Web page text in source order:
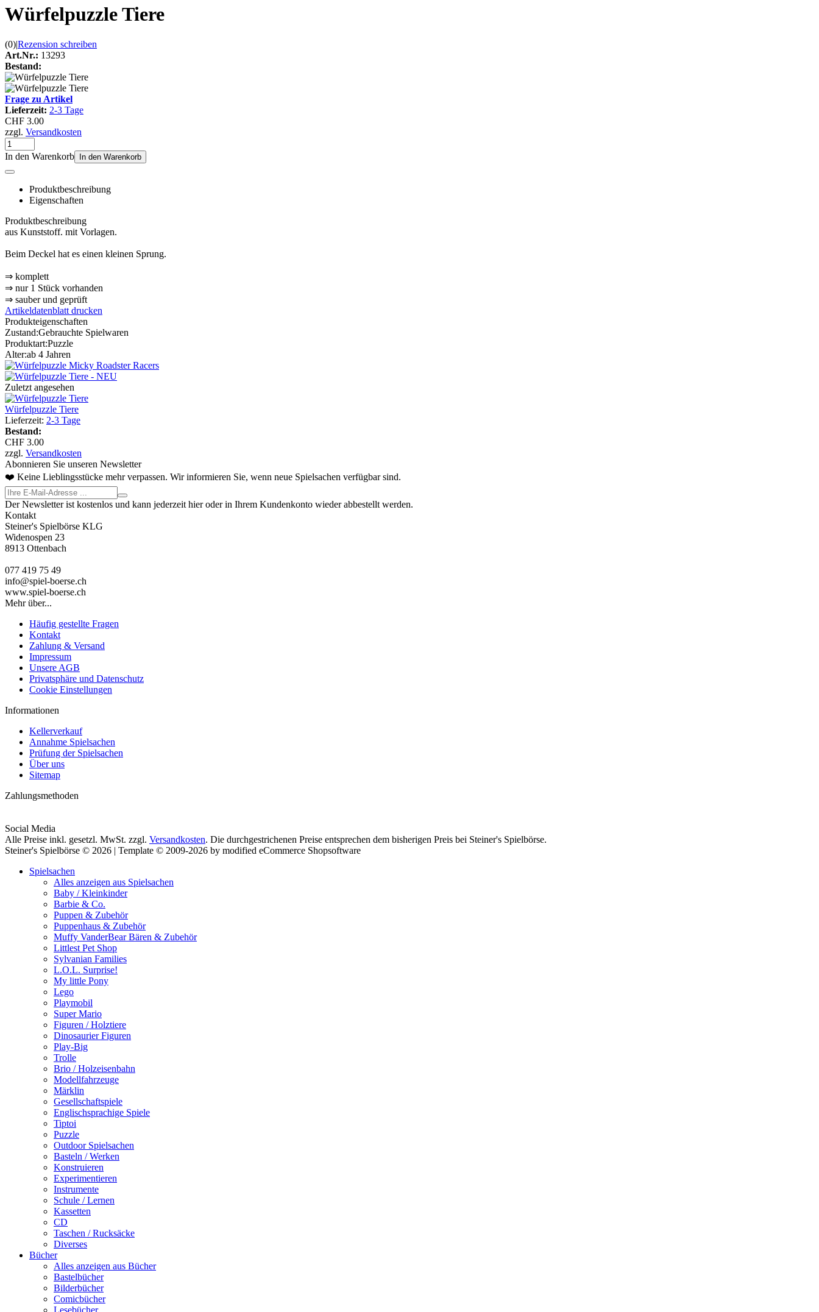
Würfelpuzzle Tiere
(0)|Rezension schreiben
Art.Nr.: 13293
Bestand:
Frage zu Artikel
Lieferzeit: 2-3 Tage
CHF 3.00
zzgl. Versandkosten
In den Warenkorb In den Warenkorb
Produktbeschreibung
Eigenschaften
Produktbeschreibung
aus Kunststoff. mit Vorlagen.
Beim Deckel hat es einen kleinen Sprung.
⇒ komplett
⇒ nur 1 Stück vorhanden
⇒ sauber und geprüft
Artikeldatenblatt drucken
Produkteigenschaften
Zustand:Gebrauchte Spielwaren
Produktart:Puzzle
Alter:ab 4 Jahren
Zuletzt angesehen
Würfelpuzzle Tiere
Lieferzeit: 2-3 Tage
Bestand:
CHF 3.00
zzgl. Versandkosten
Abonnieren Sie unseren Newsletter
❤️ Keine Lieblingsstücke mehr verpassen. Wir informieren Sie, wenn neue Spielsachen verfügbar sind.
Der Newsletter ist kostenlos und kann jederzeit hier oder in Ihrem Kundenkonto wieder abbestellt werden.
Kontakt
Steiner's Spielbörse KLG
Widenospen 23
8913 Ottenbach
077 419 75 49
info@spiel-boerse.ch
www.spiel-boerse.ch
Mehr über...
Häufig gestellte Fragen
Kontakt
Zahlung & Versand
Impressum
Unsere AGB
Privatsphäre und Datenschutz
Cookie Einstellungen
Informationen
Kellerverkauf
Annahme Spielsachen
Prüfung der Spielsachen
Über uns
Sitemap
Zahlungsmethoden
Social Media
Alle Preise inkl. gesetzl. MwSt. zzgl. Versandkosten. Die durchgestrichenen Preise entsprechen dem bisherigen Preis bei Steiner's Spielbörse.
Steiner's Spielbörse © 2026 | Template © 2009-2026 by modified eCommerce Shopsoftware
Spielsachen
Alles anzeigen aus Spielsachen
Baby / Kleinkinder
Barbie & Co.
Puppen & Zubehör
Puppenhaus & Zubehör
Muffy VanderBear Bären & Zubehör
Littlest Pet Shop
Sylvanian Families
L.O.L. Surprise!
My little Pony
Lego
Playmobil
Super Mario
Figuren / Holztiere
Dinosaurier Figuren
Play-Big
Trolle
Brio / Holzeisenbahn
Modellfahrzeuge
Märklin
Gesellschaftspiele
Englischsprachige Spiele
Tiptoi
Puzzle
Outdoor Spielsachen
Basteln / Werken
Konstruieren
Experimentieren
Instrumente
Schule / Lernen
Kassetten
CD
Taschen / Rucksäcke
Diverses
Bücher
Alles anzeigen aus Bücher
Bastelbücher
Bilderbücher
Comicbücher
Lesebücher